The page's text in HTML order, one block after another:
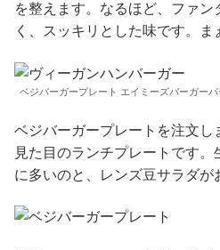
を整えます。なるほど、ファ
く、スッキリとした味です。ま
ベジバーガープレート エイミーズバーガー
ベジバーガープレートを注文し
見た目のランチプレートです
に多いのと、レンズ豆サラダが